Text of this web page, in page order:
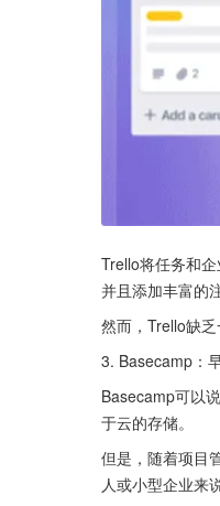
Trello将任务和
并且添加丰富的
然而，Trello缺
3. Basecamp：
Basecamp可以
于云的存储。
但是，随着项目
人或小型企业来